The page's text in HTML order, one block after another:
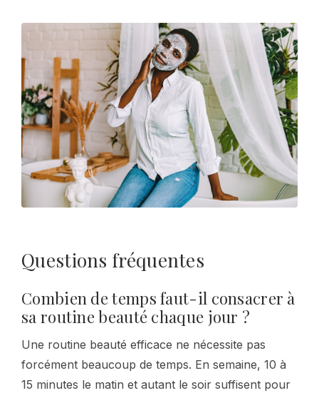
Questions fréquentes
Combien de temps faut-il consacrer à
sa routine beauté chaque jour ?
Une routine beauté efficace ne nécessite pas
forcément beaucoup de temps. En semaine, 10 à
15 minutes le matin et autant le soir suffisent pour